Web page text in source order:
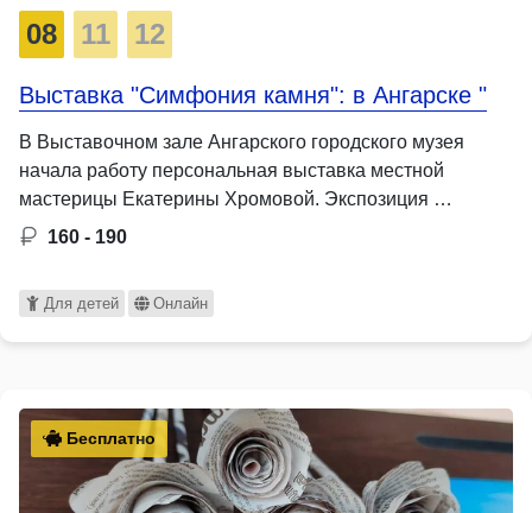
08 11 12
Выставка "Симфония камня": в Ангарске "
В Выставочном зале Ангарского городского музея
начала работу персональная выставка местной
мастерицы Екатерины Хромовой. Экспозиция …
160 - 190
Для детей Онлайн
Бесплатно